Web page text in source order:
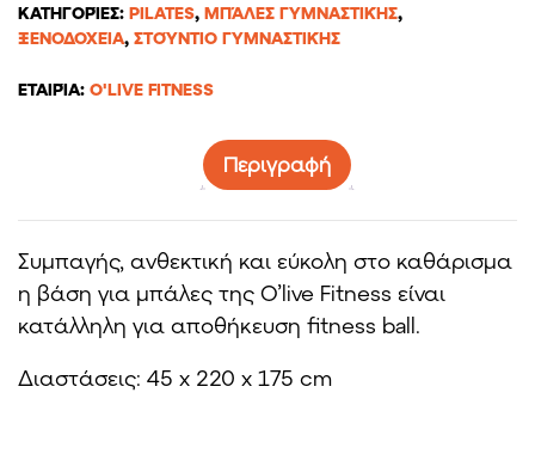
ΚΑΤΗΓΟΡΊΕΣ: PILATES, ΜΠΆΛΕΣ ΓΥΜΝΑΣΤΙΚΉΣ,
ΞΕΝΟΔΟΧΕΊΑ, ΣΤΟΎΝΤΙΟ ΓΥΜΝΑΣΤΙΚΉΣ
ΕΤΑΙΡΊΑ: O'LIVE FITNESS
Περιγραφή
Συμπαγής, ανθεκτική και εύκολη στο καθάρισμα
η βάση για μπάλες της O’live Fitness είναι
κατάλληλη για αποθήκευση fitness ball.
Διαστάσεις: 45 x 220 x 175 cm